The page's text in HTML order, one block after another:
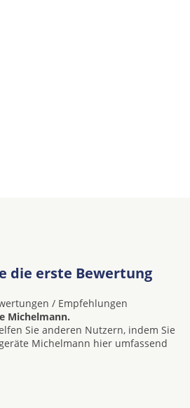
die erste Bewertung
/ Empfehlungen
Michelmann.
Sie anderen Nutzern, indem Sie
Michelmann hier umfassend